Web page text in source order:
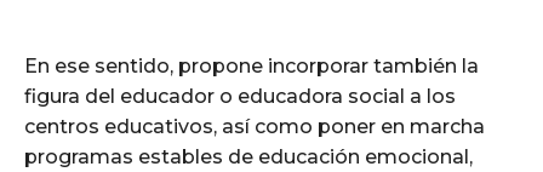
En ese sentido, propone incorporar también la
figura del educador o educadora social a los
centros educativos, así como poner en marcha
programas estables de educación emocional,